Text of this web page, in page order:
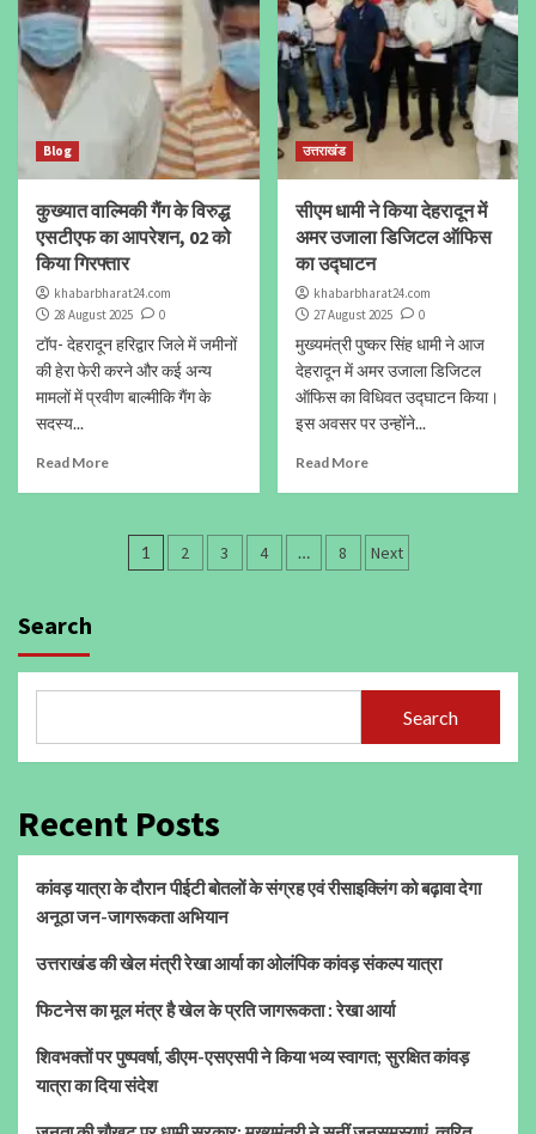
Blog
कुख्यात वाल्मिकी गैंग के विरुद्ध
एसटीएफ का आपरेशन, 02 को
किया गिरफ्तार
khabarbharat24.com
28 August 2025
0
टॉप- देहरादून हरिद्वार जिले में जमीनों
की हेरा फेरी करने और कई अन्य
मामलों में प्रवीण बाल्मीकि गैंग के
सदस्य...
Read More
उत्तराखंड
सीएम धामी ने किया देहरादून में
अमर उजाला डिजिटल ऑफिस
का उद्घाटन
khabarbharat24.com
27 August 2025
0
मुख्यमंत्री पुष्कर सिंह धामी ने आज
देहरादून में अमर उजाला डिजिटल
ऑफिस का विधिवत उद्घाटन किया।
इस अवसर पर उन्होंने...
Read More
Posts
1 2 3 4 … 8 Next
Search
Search
Recent Posts
कांवड़ यात्रा के दौरान पीईटी बोतलों के संग्रह एवं रीसाइक्लिंग को बढ़ावा देगा
अनूठा जन-जागरूकता अभियान
उत्तराखंड की खेल मंत्री रेखा आर्या का ओलंपिक कांवड़ संकल्प यात्रा
फिटनेस का मूल मंत्र है खेल के प्रति जागरूकता : रेखा आर्या
शिवभक्तों पर पुष्पवर्षा, डीएम-एसएसपी ने किया भव्य स्वागत; सुरक्षित कांवड़
यात्रा का दिया संदेश